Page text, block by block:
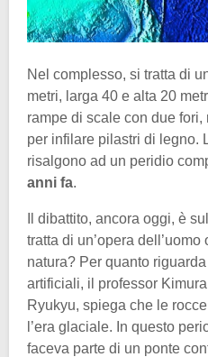
Nel complesso, si tratta di
metri, larga 40 e alta 20
rampe di scale con due
per infilare pilastri di legno.
risalgono ad un peridio
anni fa.
Il dibattito, ancora oggi, è
tratta di un’opera
natura? Per quanto
artificiali, il professor
Ryukyu, spiega che le
l’era glaciale. In questo
faceva parte di un ponte